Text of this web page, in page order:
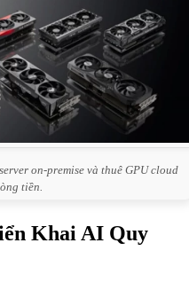
on-premise và thuê GPU cloud
tiền.
Khai AI Quy